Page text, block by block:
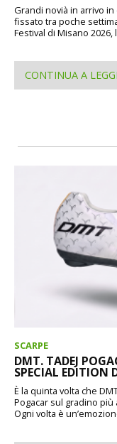
Grandi novià in arrivo
fissato tra poche
Festival di Misano
CONTINUA A
SCARPE
DMT. TADEJ
SPECIAL EDITION
È la quinta volta che
Pogacar sul gradino
Ogni volta è